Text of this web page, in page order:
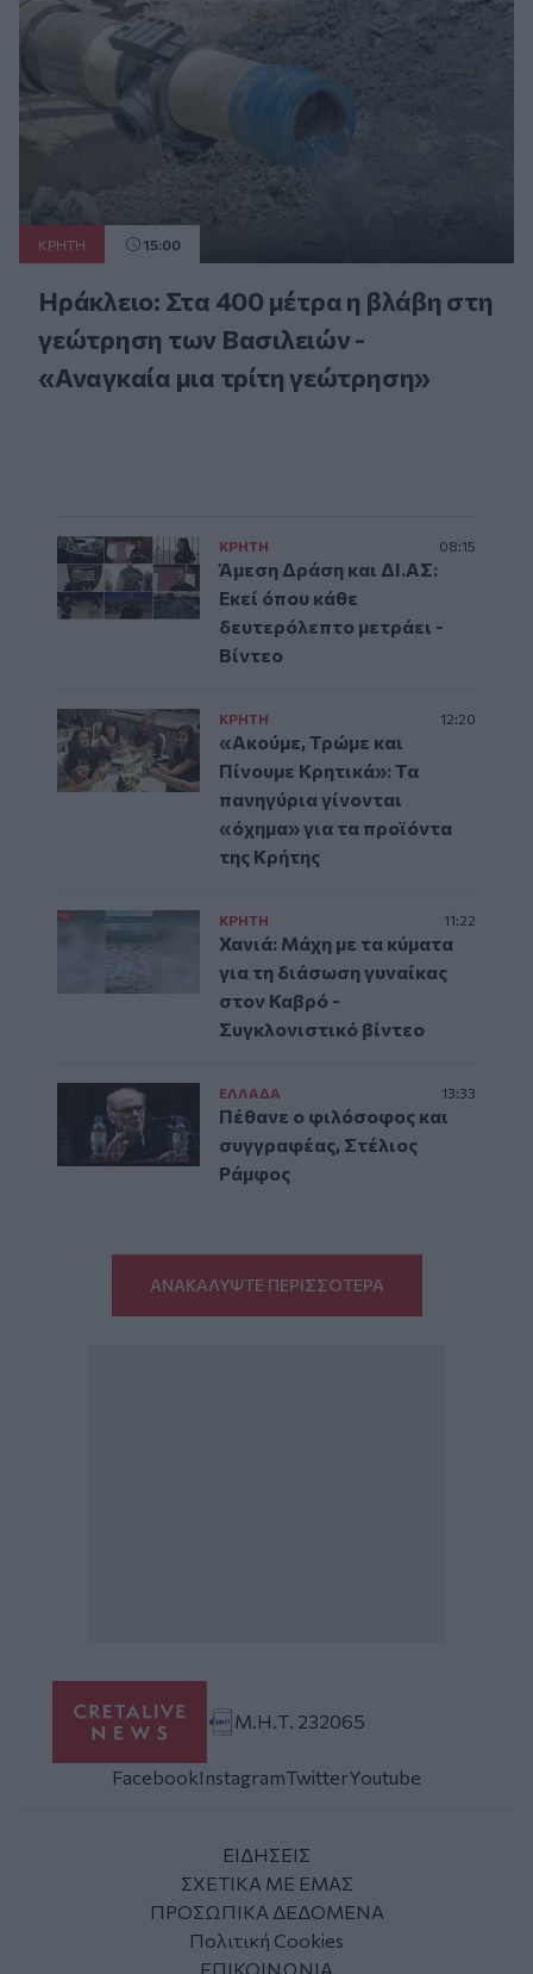
ΚΡΗΤΗ 15:00
Ηράκλειο: Στα 400 μέτρα η βλάβη στη
γεώτρηση των Βασιλειών -
«Αναγκαία μια τρίτη γεώτρηση»
ΚΡΗΤΗ 08:15
Άμεση Δράση και ΔΙ.ΑΣ:
Εκεί όπου κάθε
δευτερόλεπτο μετράει -
Βίντεο
ΚΡΗΤΗ 12:20
«Ακούμε, Τρώμε και
Πίνουμε Κρητικά»: Τα
πανηγύρια γίνονται
«όχημα» για τα προϊόντα
της Κρήτης
ΚΡΗΤΗ 11:22
Χανιά: Μάχη με τα κύματα
για τη διάσωση γυναίκας
στον Καβρό -
Συγκλονιστικό βίντεο
ΕΛΛAΔΑ 13:33
Πέθανε ο φιλόσοφος και
συγγραφέας, Στέλιος
Ράμφος
ΑΝΑΚΑΛΥΨΤΕ ΠΕΡΙΣΣΟΤΕΡΑ
Μ.Η.Τ. 232065
FacebookInstagramTwitterYoutube
ΕΙΔΗΣΕΙΣ
ΣΧΕΤΙΚΑ ΜΕ ΕΜΑΣ
ΠΡΟΣΩΠΙΚΑ ΔΕΔΟΜΕΝΑ
Πολιτική Cookies
ΕΠΙΚΟΙΝΩΝΙΑ